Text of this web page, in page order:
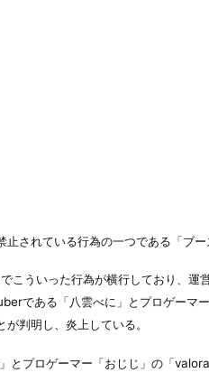
されている行為の一つである「ブー
こういった行為が横行しており、運
である「八雲べに」とプロゲーマ
判明し、炎上している。
とプロゲーマー「おじじ」の「